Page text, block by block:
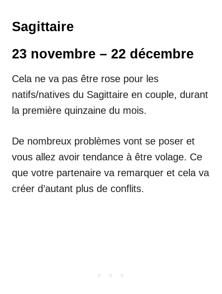
Sagittaire
23 novembre – 22 décembre
Cela ne va pas être rose pour les
natifs/natives du Sagittaire en couple, durant
la première quinzaine du mois.
De nombreux problèmes vont se poser et
vous allez avoir tendance à être volage. Ce
que votre partenaire va remarquer et cela va
créer d’autant plus de conflits.